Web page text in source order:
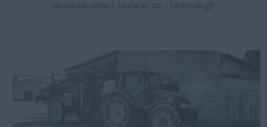
doświadczeniu i zaufaniu do… technologii!